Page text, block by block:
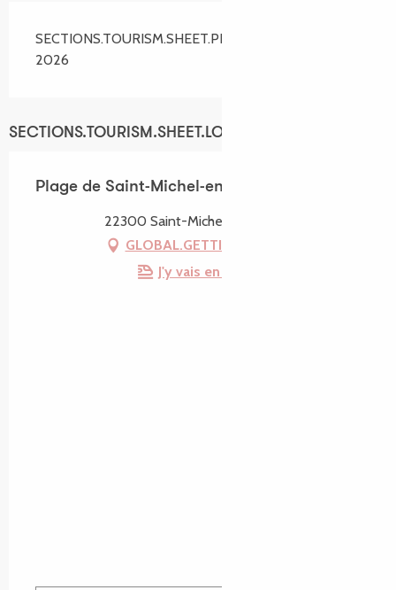
SECTIONS.TOURISM.SHEET.PERIODS.ALL_YEAR
2026
SECTIONS.TOURISM.SHEET.LOCATION
Plage de Saint-Michel-en-Grève
22300 Saint-Michel-en-Grève
GLOBAL.GETTING_THERE
J'y vais en train !